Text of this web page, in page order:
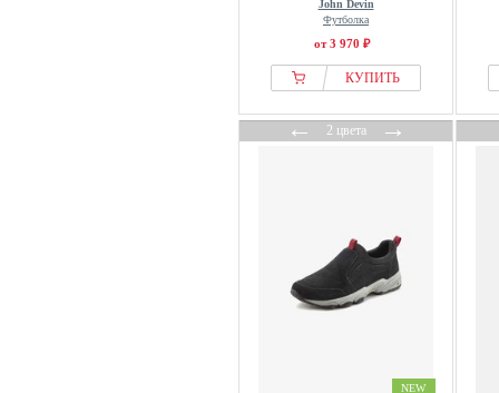
John Devin
Футболка
от 3 970 ₽
КУПИТЬ
←2 цвета→
NEW